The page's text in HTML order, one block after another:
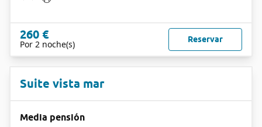
260 €
Por 2 noche(s) Reservar
Suite vista mar
Media pensión